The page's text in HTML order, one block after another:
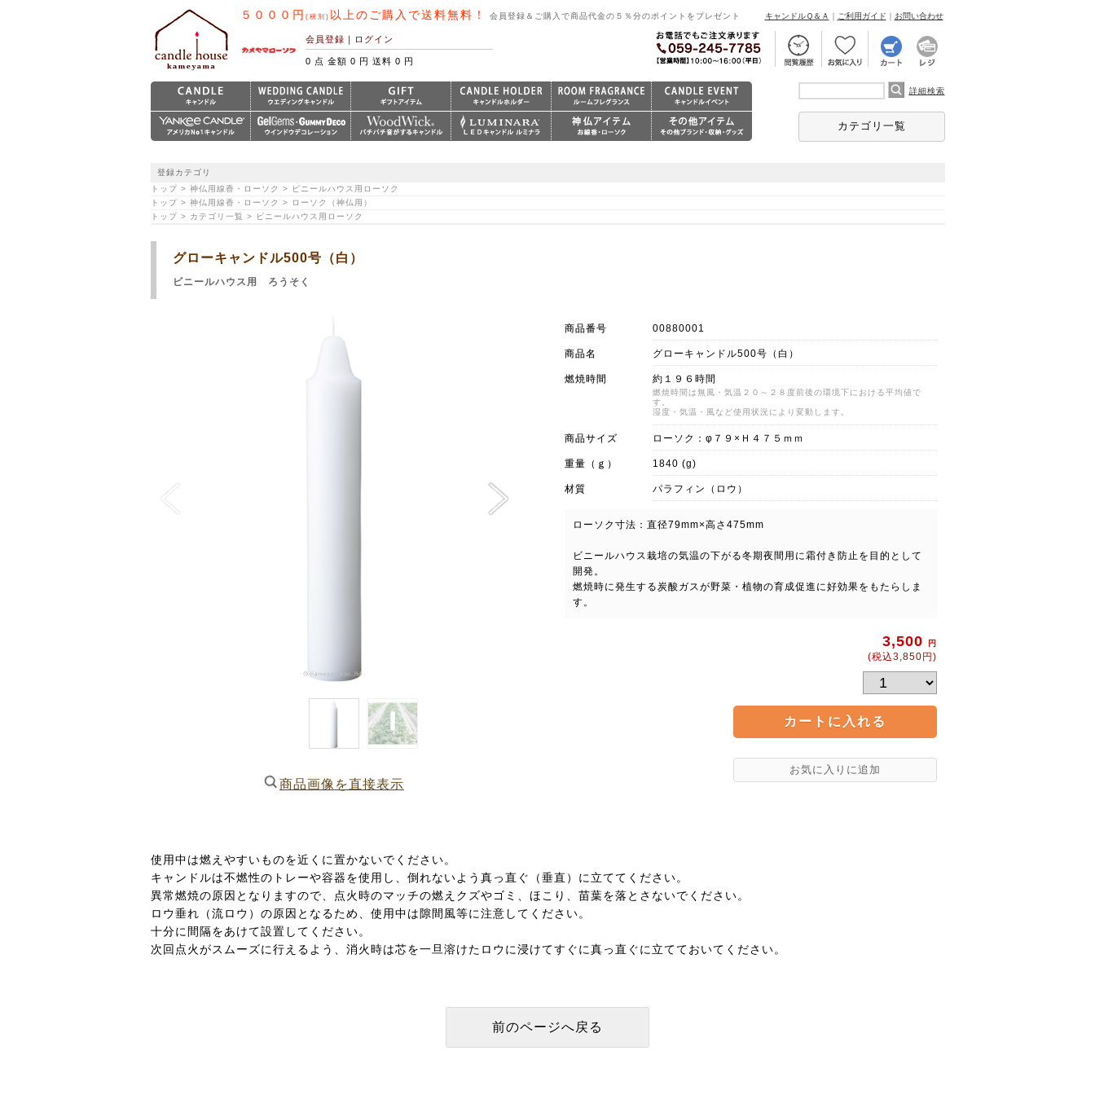
５０００円 (税別) 以上のご購入で送料無料！ 会員登録＆ご購入で商品代金の５％分のポイントをプレゼント キャンドルＱ＆Ａ ｜ ご利用ガイド ｜ お問い合わせ
会員登録 ｜ ログイン
0 点 金額 0 円 送料 0 円
詳細検索
カテゴリ一覧
登録カテゴリ
トップ > 神仏用線香・ローソク > ビニールハウス用ローソク
トップ > 神仏用線香・ローソク > ローソク（神仏用）
トップ > カテゴリ一覧 > ビニールハウス用ローソク
グローキャンドル500号（白）
ビニールハウス用 ろうそく
商品画像を直接表示
商品番号 00880001
商品名 グローキャンドル500号（白）
燃焼時間 約１９６時間
燃焼時間は無風・気温２０～２８度前後の環境下における平均値で
す。
湿度・気温・風など使用状況により変動します。
商品サイズ ローソク：φ７９×Ｈ４７５ｍｍ
重量（ｇ） 1840 (g)
材質 パラフィン（ロウ）
ローソク寸法：直径79mm×高さ475mm
ビニールハウス栽培の気温の下がる冬期夜間用に霜付き防止を目的として
開発。
燃焼時に発生する炭酸ガスが野菜・植物の育成促進に好効果をもたらしま
す。
3,500 円
(税込3,850円)
使用中は燃えやすいものを近くに置かないでください。
キャンドルは不燃性のトレーや容器を使用し、倒れないよう真っ直ぐ（垂直）に立ててください。
異常燃焼の原因となりますので、点火時のマッチの燃えクズやゴミ、ほこり、苗葉を落とさないでください。
ロウ垂れ（流ロウ）の原因となるため、使用中は隙間風等に注意してください。
十分に間隔をあけて設置してください。
次回点火がスムーズに行えるよう、消火時は芯を一旦溶けたロウに浸けてすぐに真っ直ぐに立てておいてください。